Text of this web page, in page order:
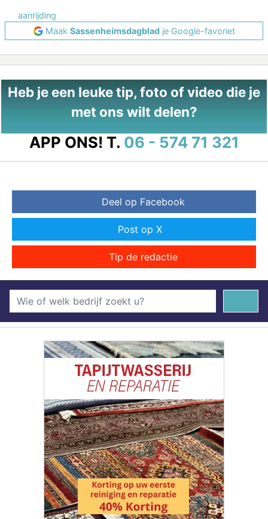
aanrijding
Maak Sassenheimsdagbladje Google-favoriet
Heb je een leuke tip, foto of video die je
met ons wilt delen?
APP ONS! T. 06 - 574 71 321
Deel op Facebook
Post op X
Tip de redactie